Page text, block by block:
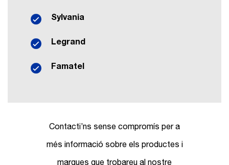
Sylvania
Legrand
Famatel
Contacti’ns sense compromís per a
més informació sobre els productes i
marques que trobareu al nostre